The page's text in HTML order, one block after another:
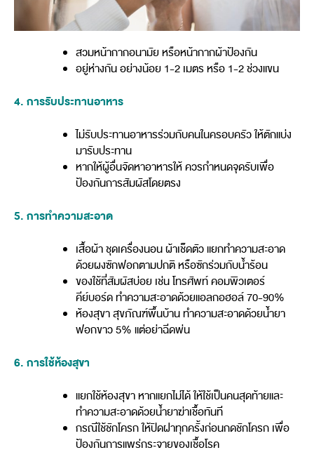
สวมหน้ากากอนามัย หรือหน้ากากผ้าป้องกัน
อยู่ห่างกัน อย่างน้อย 1-2 เมตร หรือ 1-2 ช่วงแขน
4. การรับประทานอาหาร
ไม่รับประทานอาหารร่วมกับคนในครอบครัว ให้ตักแบ่ง
มารับประทาน
หากให้ผู้อื่นจัดหาอาหารให้ ควรกำหนดจุดรับเพื่อ
ป้องกันการสัมผัสโดยตรง
5. การทำความสะอาด
เสื้อผ้า ชุดเครื่องนอน ผ้าเช็ดตัว แยกทำความสะอาด
ด้วยผงซักฟอกตามปกติ หรือซักร่วมกับน้ำร้อน
ของใช้ที่สัมผัสบ่อย เช่น โทรศัพท์ คอมพิวเตอร์
คีย์บอร์ด ทำความสะอาดด้วยแอลกอฮอล์ 70-90%
ห้องสุขา สุขภัณฑ์พื้นบ้าน ทำความสะอาดด้วยน้ำยา
ฟอกขาว 5% แต่อย่าฉีดพ่น
6. การใช้ห้องสุขา
แยกใช้ห้องสุขา หากแยกไม่ได้ ให้ใช้เป็นคนสุดท้ายและ
ทำความสะอาดด้วยน้ำยาฆ่าเชื้อทันที
กรณีใช้ชักโครก ให้ปิดฝาทุกครั้งก่อนกดชักโครก เพื่อ
ป้องกันการแพร่กระจายของเชื้อโรค